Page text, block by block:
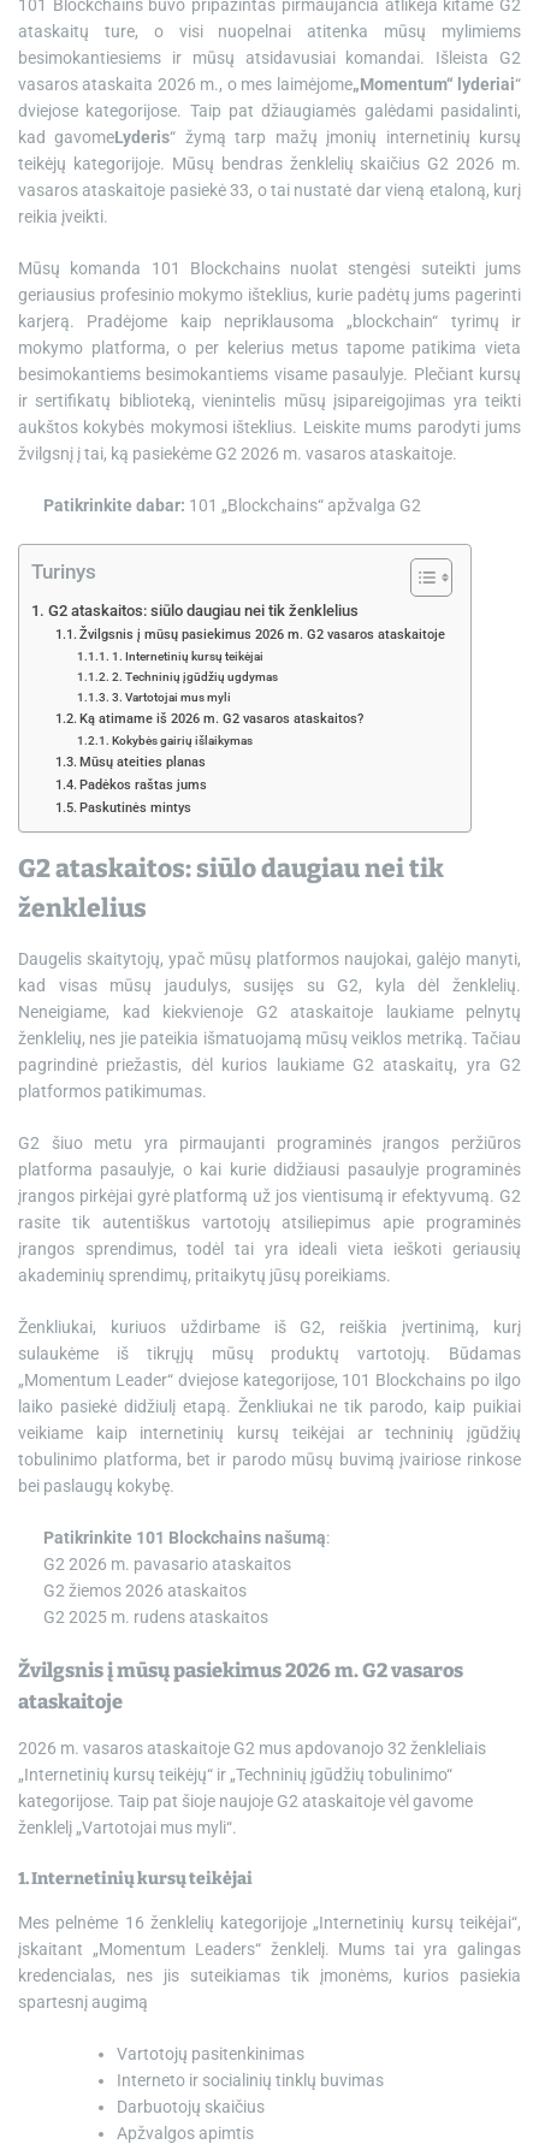
e
101 Blockchains buvo pripažintas pirmaujančia atlikėja kitame G2
ataskaitų ture, o visi nuopelnai atitenka mūsų mylimiems
besimokantiesiems ir mūsų atsidavusiai komandai. Išleista G2
vasaros ataskaita 2026 m., o mes laimėjome„Momentum“ lyderiai“
dviejose kategorijose. Taip pat džiaugiamės galėdami pasidalinti,
kad gavomeLyderis“ žymą tarp mažų įmonių internetinių kursų
teikėjų kategorijoje. Mūsų bendras ženklelių skaičius G2 2026 m.
vasaros ataskaitoje pasiekė 33, o tai nustatė dar vieną etaloną, kurį
reikia įveikti.
Mūsų komanda 101 Blockchains nuolat stengėsi suteikti jums
geriausius profesinio mokymo išteklius, kurie padėtų jums pagerinti
karjerą. Pradėjome kaip nepriklausoma „blockchain“ tyrimų ir
mokymo platforma, o per kelerius metus tapome patikima vieta
besimokantiems besimokantiems visame pasaulyje. Plečiant kursų
ir sertifikatų biblioteką, vienintelis mūsų įsipareigojimas yra teikti
aukštos kokybės mokymosi išteklius. Leiskite mums parodyti jums
žvilgsnį į tai, ką pasiekėme G2 2026 m. vasaros ataskaitoje.
Patikrinkite dabar: 101 „Blockchains“ apžvalga G2
Turinys
G2 ataskaitos: siūlo daugiau nei tik ženklelius
Žvilgsnis į mūsų pasiekimus 2026 m. G2 vasaros ataskaitoje
1. Internetinių kursų teikėjai
2. Techninių įgūdžių ugdymas
3. Vartotojai mus myli
Ką atimame iš 2026 m. G2 vasaros ataskaitos?
Kokybės gairių išlaikymas
Mūsų ateities planas
Padėkos raštas jums
Paskutinės mintys
G2 ataskaitos: siūlo daugiau nei tik
ženklelius
Daugelis skaitytojų, ypač mūsų platformos naujokai, galėjo manyti,
kad visas mūsų jaudulys, susijęs su G2, kyla dėl ženklelių.
Neneigiame, kad kiekvienoje G2 ataskaitoje laukiame pelnytų
ženklelių, nes jie pateikia išmatuojamą mūsų veiklos metriką. Tačiau
pagrindinė priežastis, dėl kurios laukiame G2 ataskaitų, yra G2
platformos patikimumas.
G2 šiuo metu yra pirmaujanti programinės įrangos peržiūros
platforma pasaulyje, o kai kurie didžiausi pasaulyje programinės
įrangos pirkėjai gyrė platformą už jos vientisumą ir efektyvumą. G2
rasite tik autentiškus vartotojų atsiliepimus apie programinės
įrangos sprendimus, todėl tai yra ideali vieta ieškoti geriausių
akademinių sprendimų, pritaikytų jūsų poreikiams.
Ženkliukai, kuriuos uždirbame iš G2, reiškia įvertinimą, kurį
sulaukėme iš tikrųjų mūsų produktų vartotojų. Būdamas
„Momentum Leader“ dviejose kategorijose, 101 Blockchains po ilgo
laiko pasiekė didžiulį etapą. Ženkliukai ne tik parodo, kaip puikiai
veikiame kaip internetinių kursų teikėjai ar techninių įgūdžių
tobulinimo platforma, bet ir parodo mūsų buvimą įvairiose rinkose
bei paslaugų kokybę.
Patikrinkite 101 Blockchains našumą:
G2 2026 m. pavasario ataskaitos
G2 žiemos 2026 ataskaitos
G2 2025 m. rudens ataskaitos
Žvilgsnis į mūsų pasiekimus 2026 m. G2 vasaros
ataskaitoje
2026 m. vasaros ataskaitoje G2 mus apdovanojo 32 ženkleliais
„Internetinių kursų teikėjų“ ir „Techninių įgūdžių tobulinimo“
kategorijose. Taip pat šioje naujoje G2 ataskaitoje vėl gavome
ženklelį „Vartotojai mus myli“.
1. Internetinių kursų teikėjai
Mes pelnėme 16 ženklelių kategorijoje „Internetinių kursų teikėjai“,
įskaitant „Momentum Leaders“ ženklelį. Mums tai yra galingas
kredencialas, nes jis suteikiamas tik įmonėms, kurios pasiekia
spartesnį augimą
Vartotojų pasitenkinimas
Interneto ir socialinių tinklų buvimas
Darbuotojų skaičius
Apžvalgos apimtis